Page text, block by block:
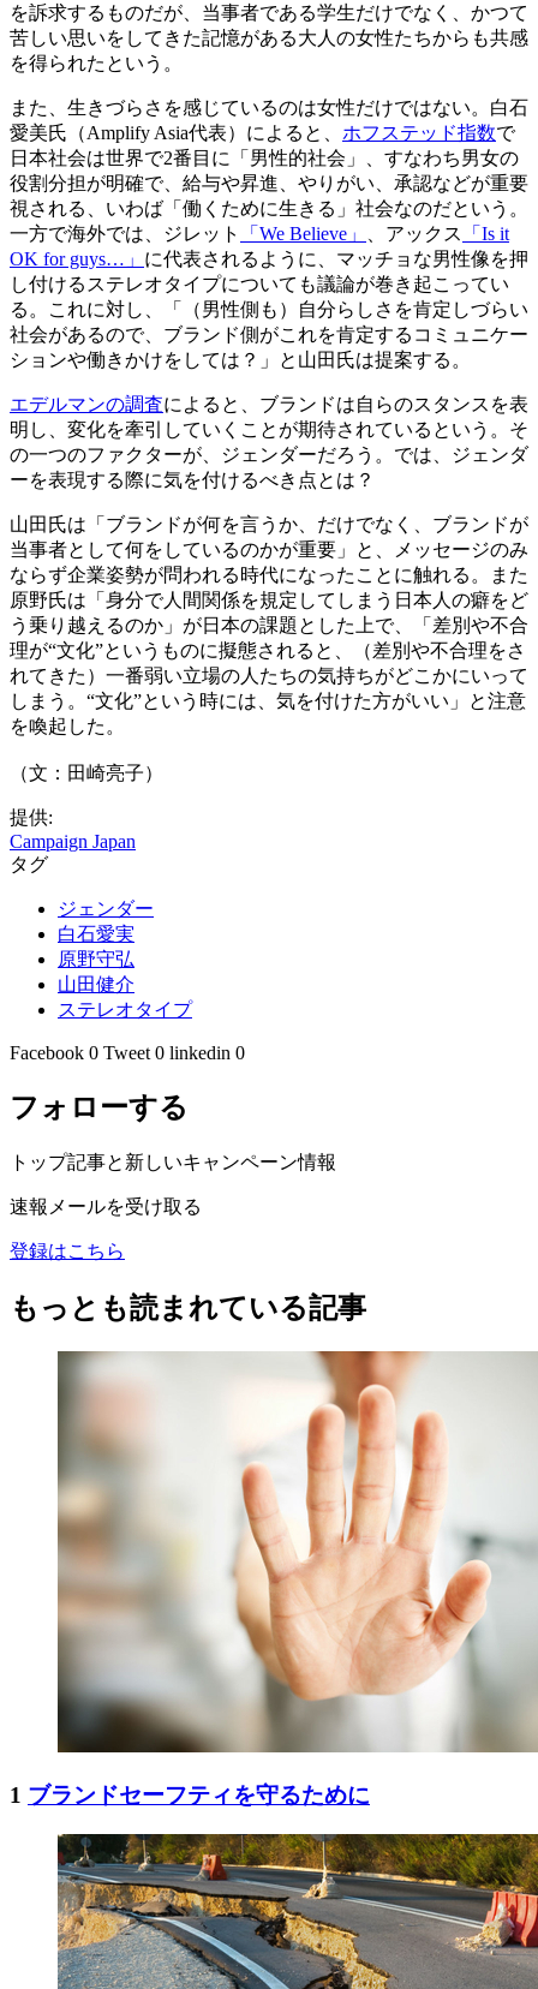
を訴求するものだが、当事者である学生だけでなく、かつて
苦しい思いをしてきた記憶がある大人の女性たちからも共感
を得られたという。
また、生きづらさを感じているのは女性だけではない。白石
愛美氏（Amplify Asia代表）によると、 ホフステッド指数で
日本社会は世界で2番目に「男性的社会」、すなわち男女の
役割分担が明確で、給与や昇進、やりがい、承認などが重要
視される、いわば「働くために生きる」社会なのだという。
一方で海外では、ジレット
「We Believe」 、アックス
「Is it
OK for guys…」 に代表されるように、マッチョな男性像を押
し付けるステレオタイプについても議論が巻き起こってい
る。これに対し、「（男性側も）自分らしさを肯定しづらい
社会があるので、ブランド側がこれを肯定するコミュニケー
ションや働きかけをしては？」と山田氏は提案する。
エデルマンの調査によると、ブランドは自らのスタンスを表
明し、変化を牽引していくことが期待されているという。そ
の一つのファクターが、ジェンダーだろう。では、ジェンダ
ーを表現する際に気を付けるべき点とは？
山田氏は「ブランドが何を言うか、だけでなく、ブランドが
当事者として何をしているのかが重要」と、メッセージのみ
ならず企業姿勢が問われる時代になったことに触れる。また
原野氏は「身分で人間関係を規定してしまう日本人の癖をど
う乗り越えるのか」が日本の課題とした上で、「差別や不合
理が“文化”というものに擬態されると、（差別や不合理をさ
れてきた）一番弱い立場の人たちの気持ちがどこかにいって
しまう。“文化”という時には、気を付けた方がいい」と注意
を喚起した。
（文：田崎亮子）
提供:
Campaign Japan
タグ
ジェンダー
白石愛実
原野守弘
山田健介
ステレオタイプ
Facebook 0 Tweet 0 linkedin 0
フォローする
トップ記事と新しいキャンペーン情報
速報メールを受け取る
登録はこちら
もっとも読まれている記事
1 ブランドセーフティを守るために